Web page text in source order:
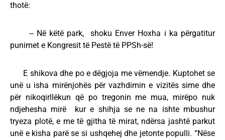
thotë:
‒ Në këtë park, shoku Enver Hoxha i ka përgatitur
punimet e Kongresit të Pestë të PPSh-së!
E shikova dhe po e dëgjoja me vëmendje. Kuptohet se
unë u isha mirënjohës për vazhdimin e vizitës sime dhe
për nikoqirllëkun që po tregonin me mua, mirëpo nuk
ndjehesha mirë kur e shihja se ne na ishte mbushur
tryeza plotë, e me të gjitha të mirat, ndërsa jashtë parkut
unë e kisha parë se si ushqehej dhe jetonte populli. “Nëse